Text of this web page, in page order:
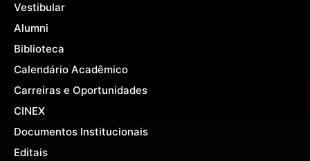
f
Vestibular
Alumni
Biblioteca
Calendário Acadêmico
Carreiras e Oportunidades
CINEX
Documentos Institucionais
Editais